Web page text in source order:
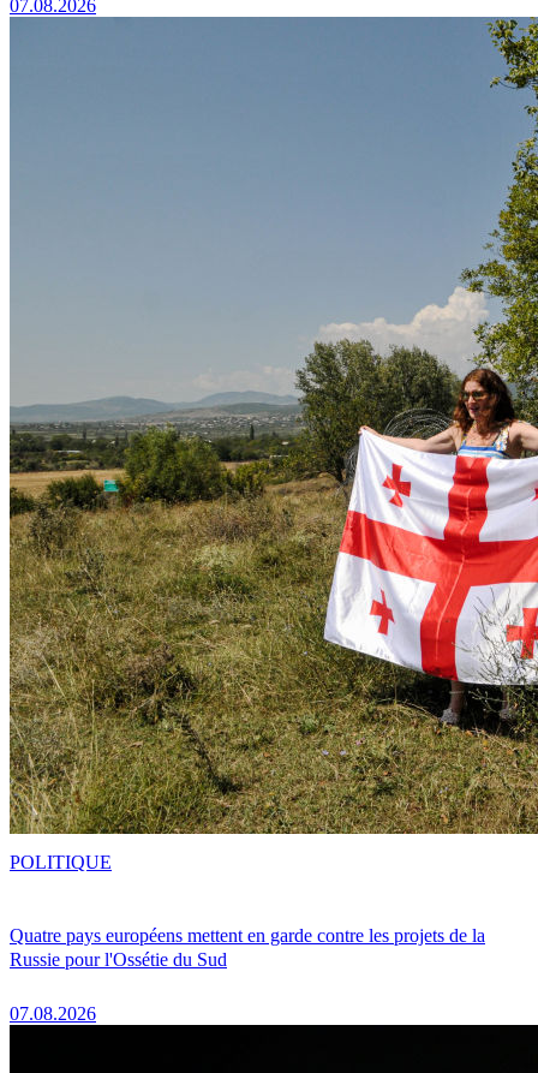
07.08.2026
Quatre pays européens mettent en garde contre les projets de la
Russie pour l'Ossétie du Sud
07.08.2026
POLITIQUE